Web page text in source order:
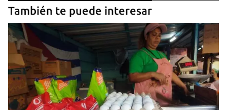
También te puede interesar